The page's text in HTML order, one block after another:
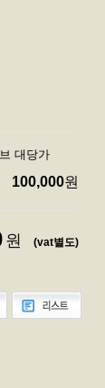
대당가
100,000원
원 (vat별도)